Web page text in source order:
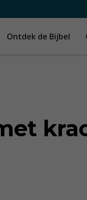
Ontdek de Bijbel